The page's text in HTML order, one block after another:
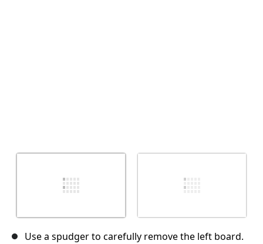
Use a spudger to carefully remove the left board.